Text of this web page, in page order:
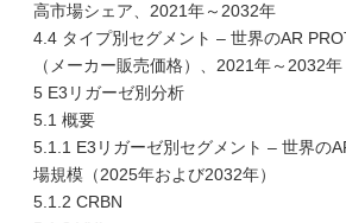
高市場シェア、2021年～2032年
4.4 タイプ別セグメント – 世界のAR
（メーカー販売価格）、2021年～2032年
5 E3リガーゼ別分析
5.1 概要
5.1.1 E3リガーゼ別セグメント – 世界の
場規模（2025年および2032年）
5.1.2 CRBN